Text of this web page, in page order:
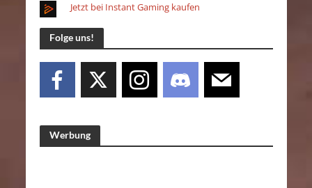
Jetzt bei Instant Gaming kaufen
Folge uns!
Werbung